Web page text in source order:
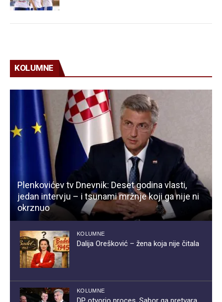
KOLUMNE
Plenkovićev tv Dnevnik: Deset godina vlasti,
jedan intervju – i tsunami mržnje koji ga nije ni
okrznuo
KOLUMNE
Dalija Orešković – žena koja nije čitala
KOLUMNE